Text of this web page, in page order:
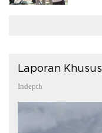
Laporan Khusus
Indepth